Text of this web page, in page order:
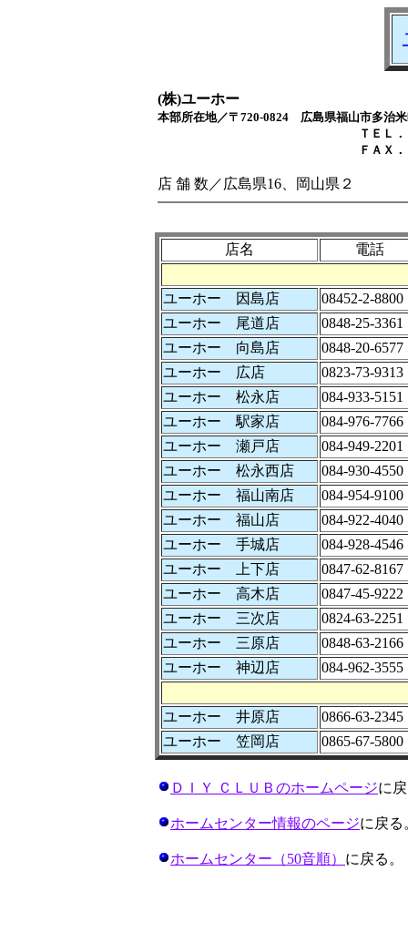
(株)ユーホー
本部所在地／〒720-0824 広島県福山市多治
ＴＥＬ．０８４－９
ＦＡＸ．０８４－９
店 舗 数／広島県16、岡山県２
店名 電話
ユーホー 因島店
08452-2-8800
ユーホー 尾道店
0848-25-3361
ユーホー 向島店
0848-20-6577
ユーホー 広店
0823-73-9313
ユーホー 松永店
084-933-5151
ユーホー 駅家店
084-976-7766
ユーホー 瀬戸店
084-949-2201
ユーホー 松永西店
084-930-4550
ユーホー 福山南店
084-954-9100
ユーホー 福山店
084-922-4040
ユーホー 手城店
084-928-4546
ユーホー 上下店
0847-62-8167
ユーホー 高木店
0847-45-9222
ユーホー 三次店
0824-63-2251
ユーホー 三原店
0848-63-2166
ユーホー 神辺店
084-962-3555
ユーホー 井原店
0866-63-2345
ユーホー 笠岡店
0865-67-5800
ＤＩＹ ＣＬＵＢのホームページに
ホームセンター情報のページに戻る
ホームセンター（50音順） に戻る。